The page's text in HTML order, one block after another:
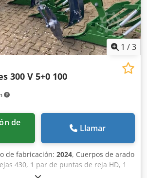
1 /3
300 V 5+0 100
Llamar
de fabricación: 2024, Cuerpos de arado
430, 1 par de puntas de reja HD, 1
previo para altura de bastidor 80